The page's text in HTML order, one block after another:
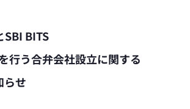
BITS
行う合弁会社設立に関する
らせ